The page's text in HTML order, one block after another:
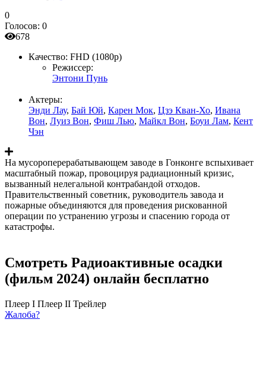
0
Голосов: 0
678
Качество: FHD (1080p)
Режиссер:
Энтони Пунь
Актеры:
Энди Лау, Бай Юй, Карен Мок, Цзэ Кван-Хо, Ивана
Вон, Луиз Вон, Фиш Лью, Майкл Вон, Боуи Лам, Кент
Чэн
На мусороперерабатывающем заводе в Гонконге вспыхивает
масштабный пожар, провоцируя радиационный кризис,
вызванный нелегальной контрабандой отходов.
Правительственный советник, руководитель завода и
пожарные объединяются для проведения рискованной
операции по устранению угрозы и спасению города от
катастрофы.
Смотреть Радиоактивные осадки
(фильм 2024) онлайн бесплатно
Плеер I Плеер II Трейлер
Жалоба?